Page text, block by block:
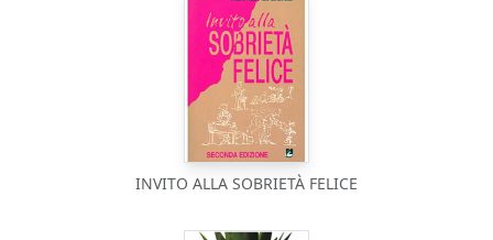
INVITO ALLA SOBRIETÀ FELICE